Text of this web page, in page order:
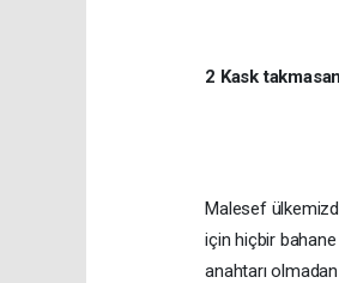
2 Kask
Malesef
için hiçbir bahane
anahtarı